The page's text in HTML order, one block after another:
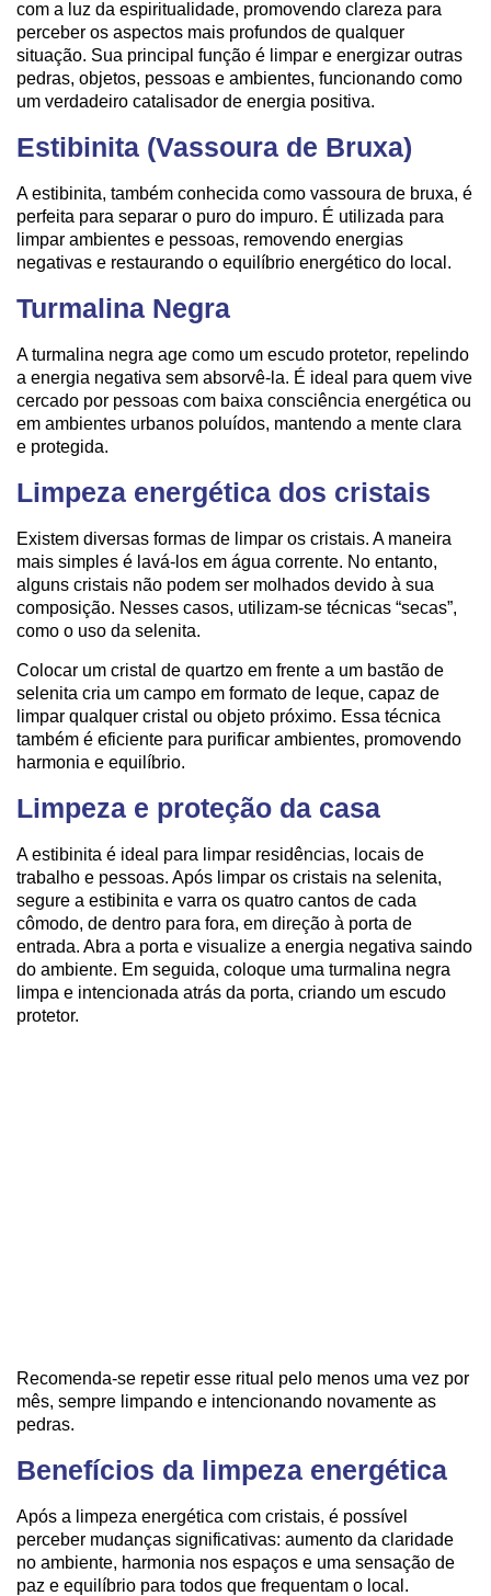
com a luz da espiritualidade, promovendo clareza para
perceber os aspectos mais profundos de qualquer
situação. Sua principal função é limpar e energizar outras
pedras, objetos, pessoas e ambientes, funcionando como
um verdadeiro catalisador de energia positiva.
Estibinita (Vassoura de Bruxa)
A estibinita, também conhecida como vassoura de bruxa, é
perfeita para separar o puro do impuro. É utilizada para
limpar ambientes e pessoas, removendo energias
negativas e restaurando o equilíbrio energético do local.
Turmalina Negra
A turmalina negra age como um escudo protetor, repelindo
a energia negativa sem absorvê-la. É ideal para quem vive
cercado por pessoas com baixa consciência energética ou
em ambientes urbanos poluídos, mantendo a mente clara
e protegida.
Limpeza energética dos cristais
Existem diversas formas de limpar os cristais. A maneira
mais simples é lavá-los em água corrente. No entanto,
alguns cristais não podem ser molhados devido à sua
composição. Nesses casos, utilizam-se técnicas “secas”,
como o uso da selenita.
Colocar um cristal de quartzo em frente a um bastão de
selenita cria um campo em formato de leque, capaz de
limpar qualquer cristal ou objeto próximo. Essa técnica
também é eficiente para purificar ambientes, promovendo
harmonia e equilíbrio.
Limpeza e proteção da casa
A estibinita é ideal para limpar residências, locais de
trabalho e pessoas. Após limpar os cristais na selenita,
segure a estibinita e varra os quatro cantos de cada
cômodo, de dentro para fora, em direção à porta de
entrada. Abra a porta e visualize a energia negativa saindo
do ambiente. Em seguida, coloque uma turmalina negra
limpa e intencionada atrás da porta, criando um escudo
protetor.
Recomenda-se repetir esse ritual pelo menos uma vez por
mês, sempre limpando e intencionando novamente as
pedras.
Benefícios da limpeza energética
Após a limpeza energética com cristais, é possível
perceber mudanças significativas: aumento da claridade
no ambiente, harmonia nos espaços e uma sensação de
paz e equilíbrio para todos que frequentam o local.